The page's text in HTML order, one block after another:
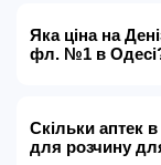
Яка ціна на
фл. №1 в
Скільки аптек
для розчину